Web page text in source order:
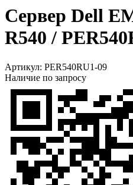
Сервер Dell
R540 /
Артикул: PER540RU1-09
Наличие по запросу